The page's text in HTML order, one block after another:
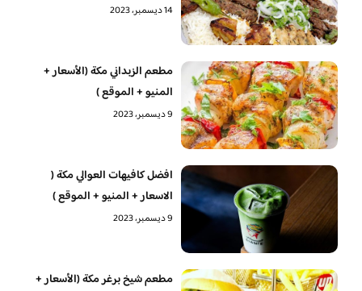
14 ديسمبر، 2023
مطعم الزبداني مكة (الأسعار +
المنيو + الموقع )
9 ديسمبر، 2023
افضل كافيهات العوالي مكة (
الاسعار + المنيو + الموقع )
9 ديسمبر، 2023
مطعم شيخ برغر مكة (الأسعار +